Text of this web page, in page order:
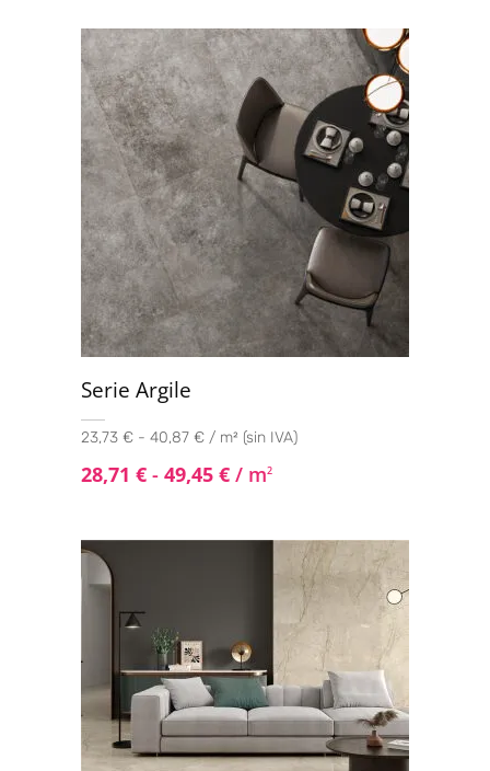
Serie Argile
23,73 € - 40,87 € / m² (sin IVA)
28,71 € - 49,45 € / m2